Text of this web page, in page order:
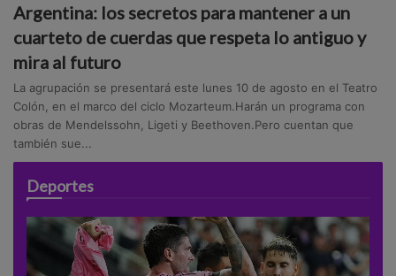
Argentina: los secretos para mantener a un
cuarteto de cuerdas que respeta lo antiguo y
mira al futuro
La agrupación se presentará este lunes 10 de agosto en el Teatro
Colón, en el marco del ciclo Mozarteum.Harán un programa con
obras de Mendelssohn, Ligeti y Beethoven.Pero cuentan que
también sue...
Deportes